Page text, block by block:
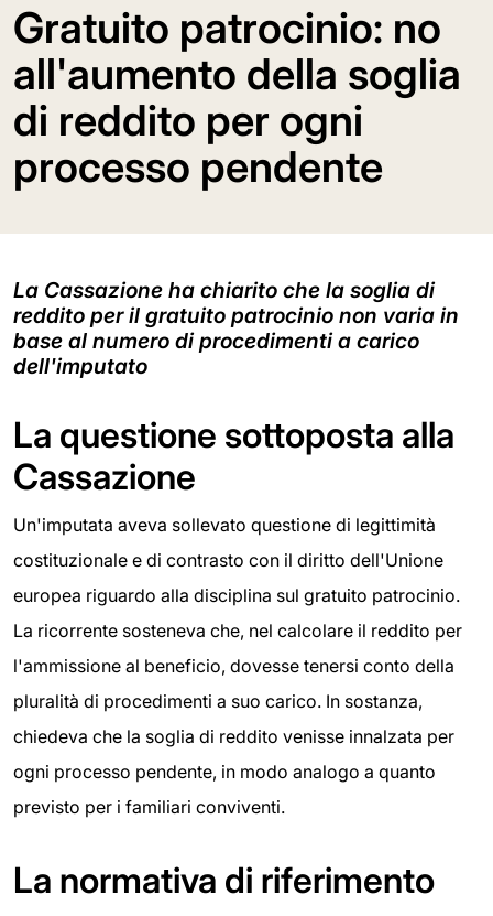
Gratuito patrocinio: no
all'aumento della soglia
di reddito per ogni
processo pendente
La Cassazione ha chiarito che la soglia di
reddito per il gratuito patrocinio non varia in
base al numero di procedimenti a carico
dell'imputato
La questione sottoposta alla
Cassazione
Un'imputata aveva sollevato questione di legittimità
costituzionale e di contrasto con il diritto dell'Unione
europea riguardo alla disciplina sul gratuito patrocinio.
La ricorrente sosteneva che, nel calcolare il reddito per
l'ammissione al beneficio, dovesse tenersi conto della
pluralità di procedimenti a suo carico. In sostanza,
chiedeva che la soglia di reddito venisse innalzata per
ogni processo pendente, in modo analogo a quanto
previsto per i familiari conviventi.
La normativa di riferimento